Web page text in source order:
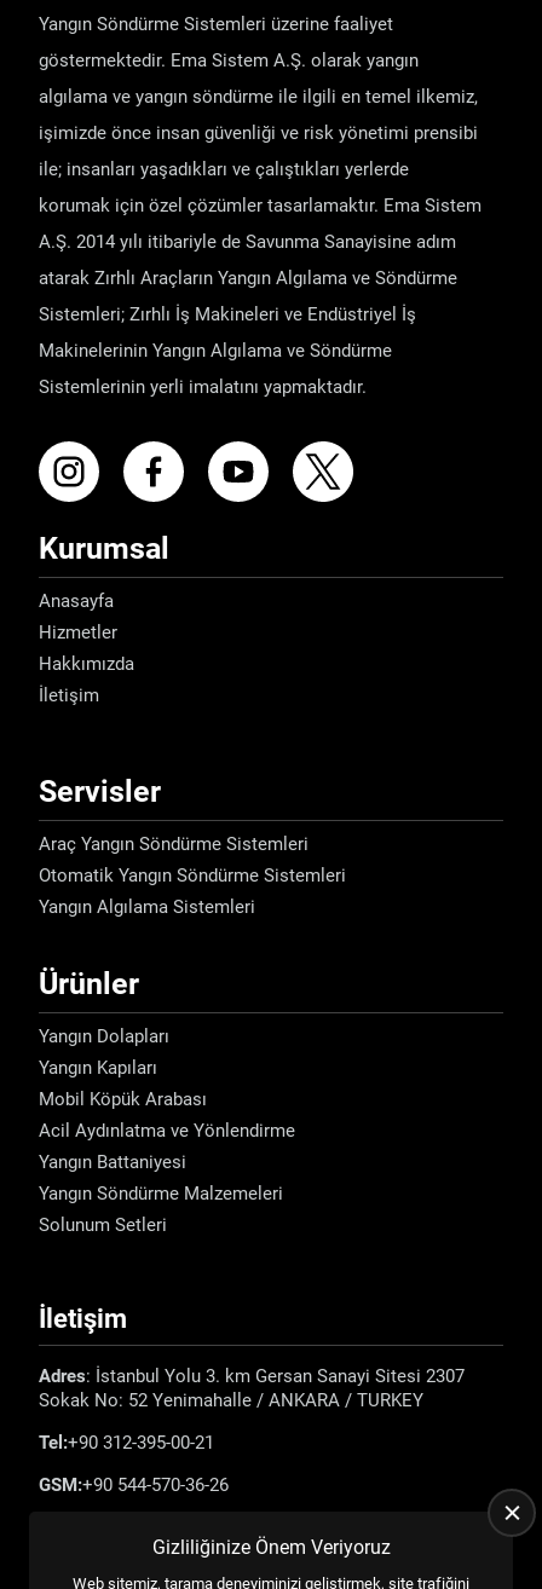
Yangın Söndürme Sistemleri üzerine faaliyet
göstermektedir. Ema Sistem A.Ş. olarak yangın
algılama ve yangın söndürme ile ilgili en temel ilkemiz,
işimizde önce insan güvenliği ve risk yönetimi prensibi
ile; insanları yaşadıkları ve çalıştıkları yerlerde
korumak için özel çözümler tasarlamaktır. Ema Sistem
A.Ş. 2014 yılı itibariyle de Savunma Sanayisine adım
atarak Zırhlı Araçların Yangın Algılama ve Söndürme
Sistemleri; Zırhlı İş Makineleri ve Endüstriyel İş
Makinelerinin Yangın Algılama ve Söndürme
Sistemlerinin yerli imalatını yapmaktadır.
Kurumsal
Anasayfa
Hizmetler
Hakkımızda
İletişim
Servisler
Araç Yangın Söndürme Sistemleri
Otomatik Yangın Söndürme Sistemleri
Yangın Algılama Sistemleri
Ürünler
Yangın Dolapları
Yangın Kapıları
Mobil Köpük Arabası
Acil Aydınlatma ve Yönlendirme
Yangın Battaniyesi
Yangın Söndürme Malzemeleri
Solunum Setleri
İletişim
Adres: İstanbul Yolu 3. km Gersan Sanayi Sitesi 2307
Sokak No: 52 Yenimahalle / ANKARA / TURKEY
Tel:+90 312-395-00-21
GSM:+90 544-570-36-26
Gizliliğinize Önem Veriyoruz
Web sitemiz, tarama deneyiminizi geliştirmek, site trafiğini